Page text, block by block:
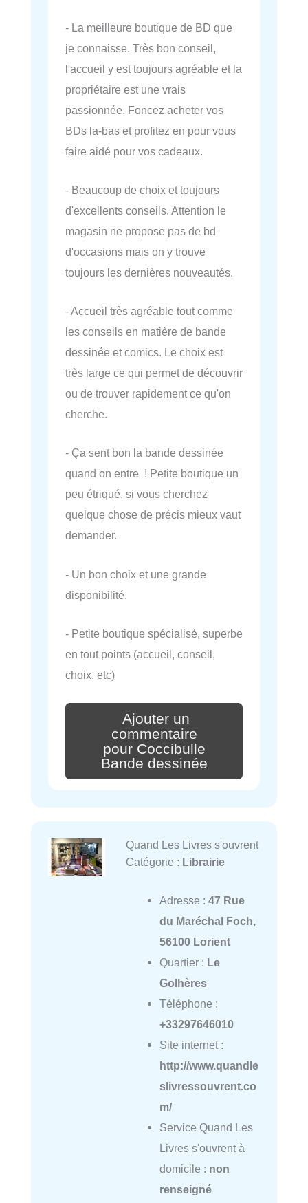
- La meilleure boutique de BD que
je connaisse. Très bon conseil,
l'accueil y est toujours agréable et la
propriétaire est une vrais
passionnée. Foncez acheter vos
BDs la-bas et profitez en pour vous
faire aidé pour vos cadeaux.
- Beaucoup de choix et toujours
d'excellents conseils. Attention le
magasin ne propose pas de bd
d'occasions mais on y trouve
toujours les dernières nouveautés.
- Accueil très agréable tout comme
les conseils en matière de bande
dessinée et comics. Le choix est
très large ce qui permet de découvrir
ou de trouver rapidement ce qu'on
cherche.
- Ça sent bon la bande dessinée
quand on entre ! Petite boutique un
peu étriqué, si vous cherchez
quelque chose de précis mieux vaut
demander.
- Un bon choix et une grande
disponibilité.
- Petite boutique spécialisé, superbe
en tout points (accueil, conseil,
choix, etc)
Ajouter un
commentaire
pour Coccibulle
Bande dessinée
Quand Les Livres s'ouvrent
Catégorie : Librairie
Adresse : 47 Rue
du Maréchal Foch,
56100 Lorient
Quartier : Le
Golhères
Téléphone :
+33297646010
Site internet :
http://www.quandle
slivressouvrent.co
m/
Service Quand Les
Livres s'ouvrent à
domicile : non
renseigné